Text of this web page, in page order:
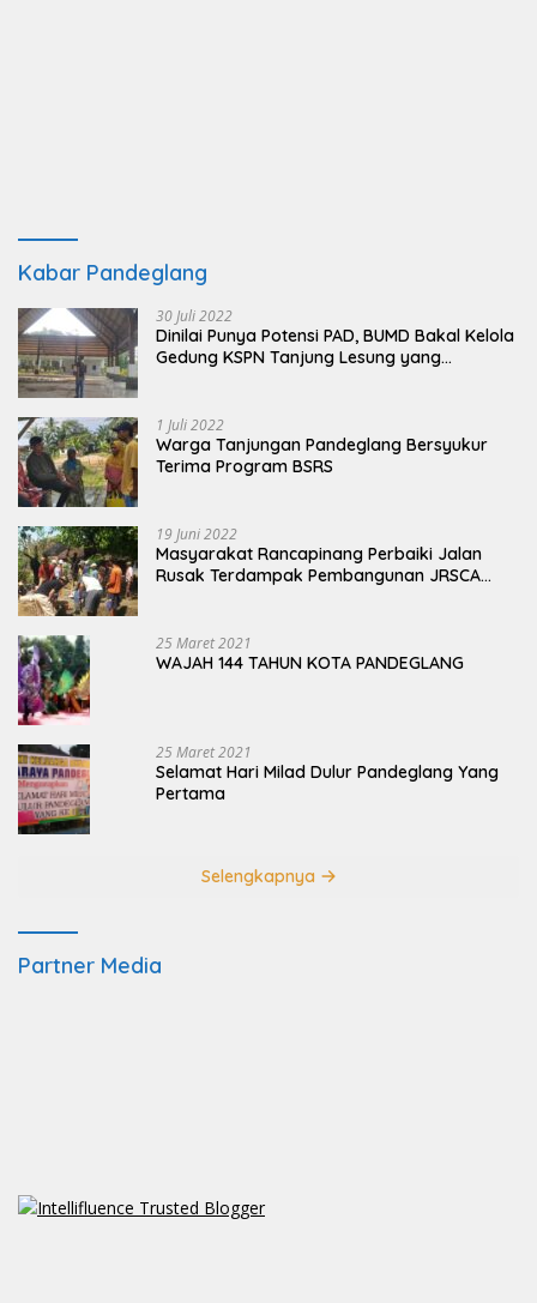
Kabar Pandeglang
30 Juli 2022
Dinilai Punya Potensi PAD, BUMD Bakal Kelola
Gedung KSPN Tanjung Lesung yang
1 Juli 2022
Warga Tanjungan Pandeglang Bersyukur
Terima Program BSRS
19 Juni 2022
Masyarakat Rancapinang Perbaiki Jalan
Rusak Terdampak Pembangunan JRSCA
25 Maret 2021
WAJAH 144 TAHUN KOTA PANDEGLANG
25 Maret 2021
Selamat Hari Milad Dulur Pandeglang Yang
Pertama
Selengkapnya
Partner Media